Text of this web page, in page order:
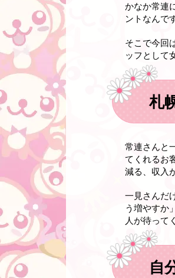
かなか常連
ントなんで
そこで今回
ッフとして
札
常連さんと
てくれるお
減る、収入
一見さんだ
う増やすか
人が待って
自